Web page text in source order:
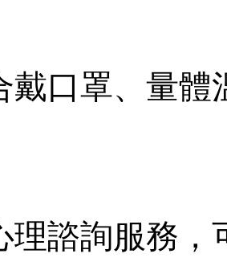
戴口罩、
量體
理諮詢服務，